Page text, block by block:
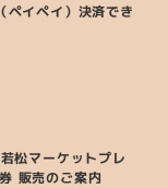
ペイペイ）決済でき
松マーケットプレ
販売のご案内